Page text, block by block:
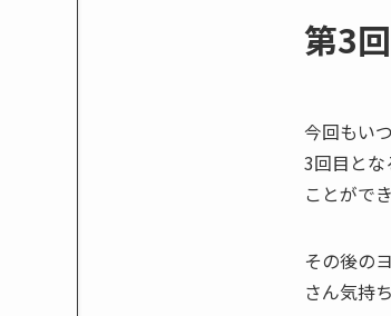
第3回
今回もい
3回目と
ことがで
その後の
さん気持